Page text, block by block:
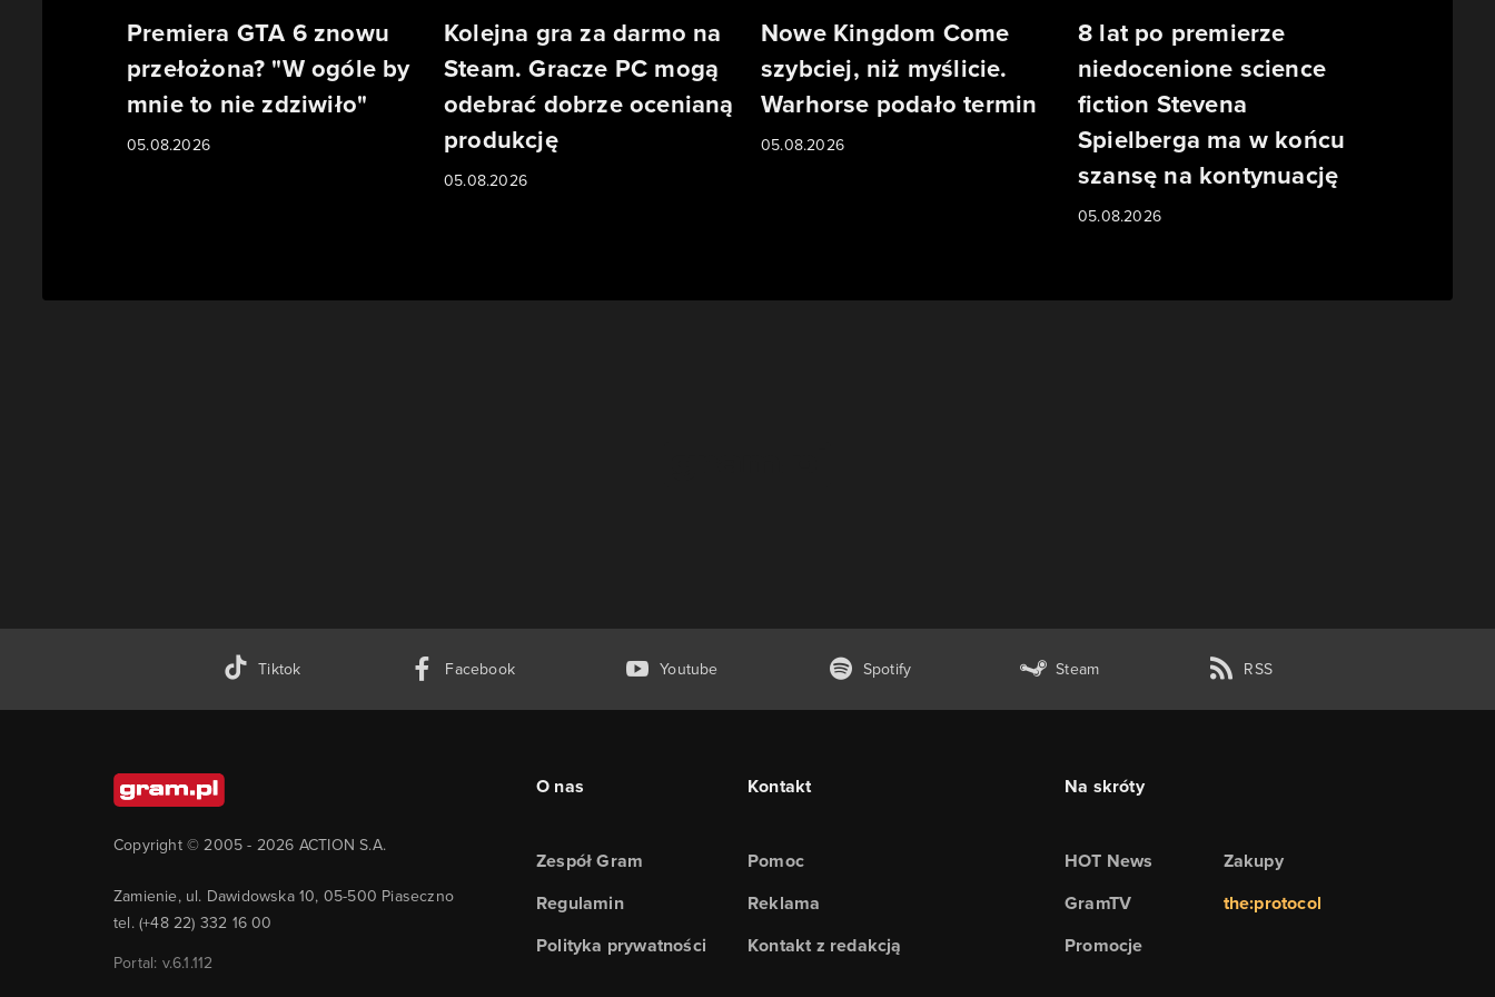
Premiera GTA 6 znowu
przełożona? "W ogóle by
mnie to nie zdziwiło"
05.08.2026
Kolejna gra za darmo na
Steam. Gracze PC mogą
odebrać dobrze ocenianą
produkcję
05.08.2026
Nowe Kingdom Come
szybciej, niż myślicie.
Warhorse podało termin
05.08.2026
8 lat po premierze
niedocenione science
fiction Stevena
Spielberga ma w końcu
szansę na kontynuację
05.08.2026
Tiktok Facebook Youtube Spotify Steam RSS
Copyright © 2005 - 2026 ACTION S.A.
Zamienie, ul. Dawidowska 10, 05-500 Piaseczno
tel. (+48 22) 332 16 00
Portal: v.6.1.112
O nas
Zespół Gram
Regulamin
Polityka prywatności
Kontakt
Pomoc
Reklama
Kontakt z redakcją
Na skróty
HOT News
GramTV
Promocje
Zakupy
the:protocol